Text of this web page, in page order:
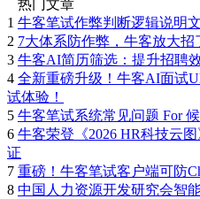
热门文章
1 牛客笔试作弊判断逻辑说明
2 7大体系防作弊，牛客放大招
3 牛客AI简历筛选：提升招聘
4 全新重磅升级！牛客AI面试
试体验！
5 牛客笔试系统常见问题 For
6 牛客荣登《2026 HR科技云
证
7 重磅！牛客笔试客户端可防
8 中国人力资源开发研究会智